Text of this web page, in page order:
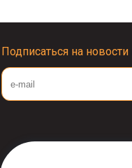
Подписаться на новости